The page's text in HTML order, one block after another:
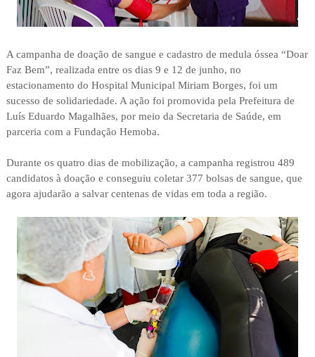
A campanha de doação de sangue e cadastro de medula óssea “Doar
Faz Bem”, realizada entre os dias 9 e 12 de junho, no
estacionamento do Hospital Municipal Miriam Borges, foi um
sucesso de solidariedade. A ação foi promovida pela Prefeitura de
Luís Eduardo Magalhães, por meio da Secretaria de Saúde, em
parceria com a Fundação Hemoba.
Durante os quatro dias de mobilização, a campanha registrou 489
candidatos à doação e conseguiu coletar 377 bolsas de sangue, que
agora ajudarão a salvar centenas de vidas em toda a região.